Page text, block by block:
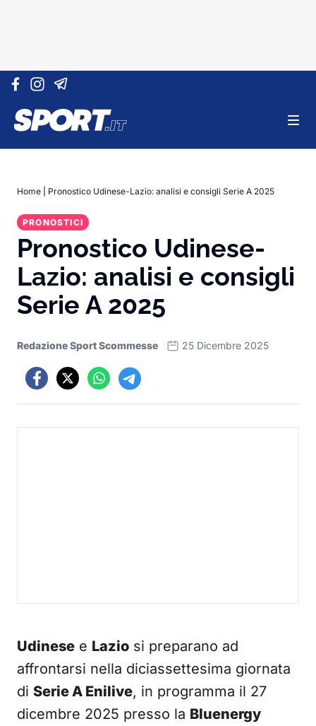
Vai al contenuto
Home Pronostico Udinese-Lazio: analisi e consigli Serie A 2025
PRONOSTICI
Pronostico Udinese-
Lazio: analisi e consigli
Serie A 2025
Redazione Sport Scommesse 25 Dicembre 2025
Udinese e Lazio si preparano ad
affrontarsi nella diciassettesima giornata
di Serie A Enilive, in programma il 27
dicembre 2025 presso la Bluenergy